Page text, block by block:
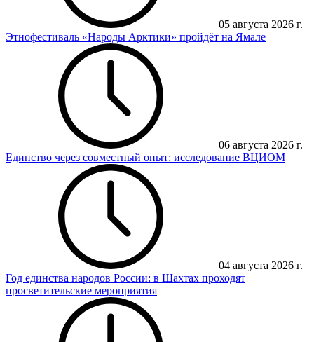
05 августа 2026 г.
Этнофестиваль «Народы Арктики» пройдёт на Ямале
06 августа 2026 г.
Единство через совместный опыт: исследование ВЦИОМ
04 августа 2026 г.
Год единства народов России: в Шахтах проходят
просветительские мероприятия